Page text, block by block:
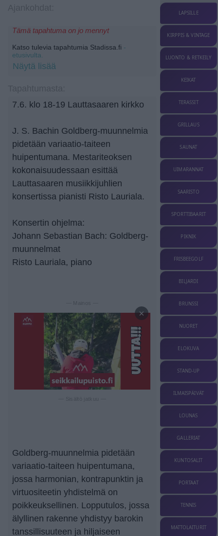
Tämä tapahtuma on jo mennyt
Katso tulevia tapahtumia Stadissa.fi -
etusivulta.
Näytä lisää
7.6. klo 18-19 Lauttasaaren kirkko
J. S. Bachin Goldberg-muunnelmia
pidetään variaatio-taiteen
huipentumana. Mestariteoksen
kokonaisuudessaan esittää
Lauttasaaren musiikkijuhlien
konsertissa pianisti Risto Lauriala.
Konsertin ohjelma:
Johann Sebastian Bach: Goldberg-
muunnelmat
Risto Lauriala, piano
×
Goldberg-muunnelmia pidetään
variaatio-taiteen huipentumana,
jossa harmonian, kontrapunktin ja
virtuositeetin yhdistelmä on
poikkeuksellinen. Lopputulos, jossa
älyllinen rakenne yhdistyy barokin
tanssillisuuteen ja hiljaiseen
LAPSILLE
KIRPPIS & VINTAGE
LUONTO & RETKEILY
KEIKAT
TERASSIT
GRILLAUS
SAUNAT
UIMARANNAT
SAARISTO
SPORTTIBAARIT
PIKNIK
FRISBEEGOLF
BILJARDI
BRUNSSI
NUORET
ELOKUVA
STAND-UP
ILMAISPÄIVÄT
LOUNAS
GALLERIAT
KUNTOSALIT
PORTAAT
TENNIS
MATTOLAITURIT